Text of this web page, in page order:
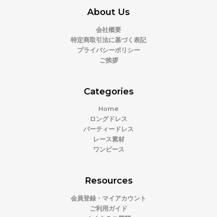
About Us
会社概要
特定商取引法に基づく表記
プライバシーポリシー
ご挨拶
Categories
Home
ロングドレス
パーティードレス
レース素材
ワンピース
Resources
会員登録・マイアカウント
ご利用ガイド